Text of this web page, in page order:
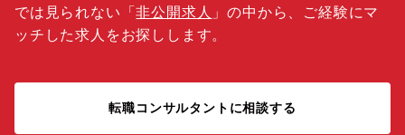
では見られない「非公開求人 」の中から、ご経験にマ
ッチした求人をお探しします。
転職コンサルタントに相談する